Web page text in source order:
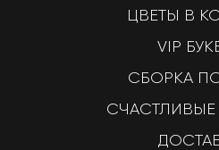
ЦВЕТЫ В
VIP
СБОРКА
СЧАСТЛИВЫЕ